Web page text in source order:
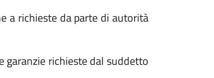
a richieste da parte di autorità
richieste dal suddetto